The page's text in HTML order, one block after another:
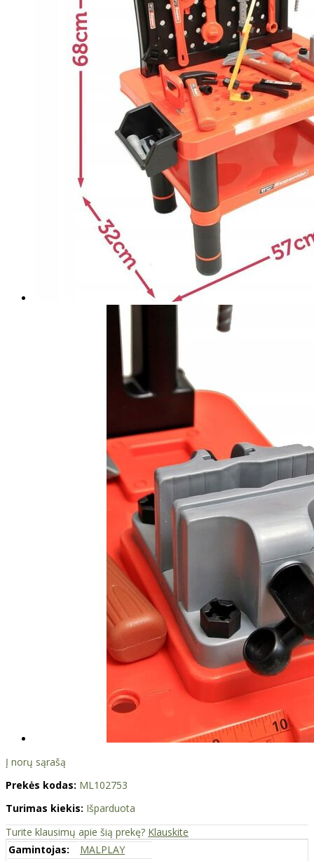
Į norų sąrašą
Prekės kodas: ML102753
Turimas kiekis: Išparduota
Turite klausimų apie šią prekę? Klauskite
Gamintojas:
MALPLAY